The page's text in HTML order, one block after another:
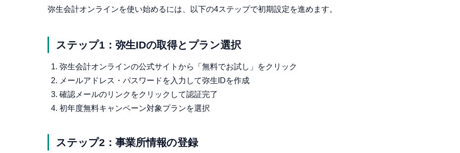
弥生会計オンラインを使い始めるには、以下の4ステップで初期設定を進めます。
ステップ1：弥生IDの取得とプラン選択
弥生会計オンラインの公式サイトから「無料でお試し」をクリック
メールアドレス・パスワードを入力して弥生IDを作成
確認メールのリンクをクリックして認証完了
初年度無料キャンペーン対象プランを選択
ステップ2：事業所情報の登録